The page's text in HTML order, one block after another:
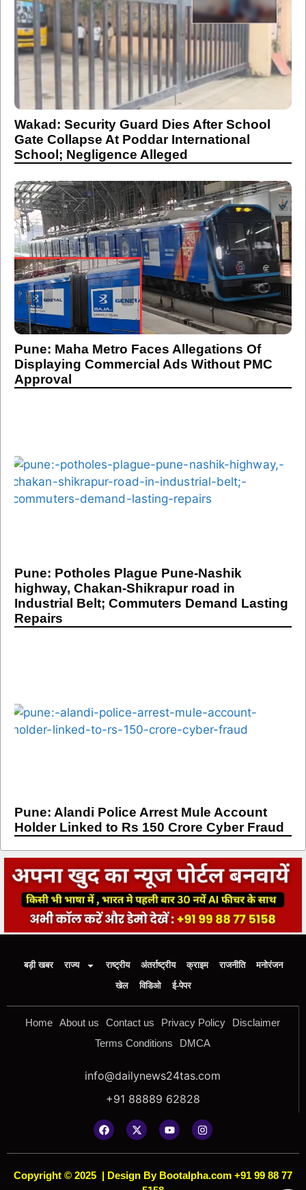
Wakad: Security Guard Dies After School
Gate Collapse At Poddar International
School; Negligence Alleged
Pune: Maha Metro Faces Allegations Of
Displaying Commercial Ads Without PMC
Approval
Pune: Potholes Plague Pune-Nashik
highway, Chakan-Shikrapur road in
Industrial Belt; Commuters Demand Lasting
Repairs
Pune: Alandi Police Arrest Mule Account
Holder Linked to Rs 150 Crore Cyber Fraud
बड़ी खबर राज्य राष्ट्रीय अंतर्राष्ट्रीय क्राइम राजनीति
मनोरंजन
खेल
विडिओ ई-पेपर
Home About us Contact us Privacy Policy
Disclaimer
Terms Conditions
DMCA
info@dailynews24tas.com
+91 88889 62828
Copyright © 2025 | Design By Bootalpha.com +91 99 88 77